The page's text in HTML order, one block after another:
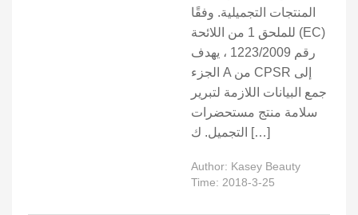
المنتجات التجميلية. وفقًا
للملحق 1 من اللائحة (EC)
رقم 1223/2009 ، يهدف
الجزء A من CPSR إلى
جمع البيانات اللازمة لتبرير
سلامة منتج مستحضرات
التجميل. ك […]
Author: Kasey Beauty
Time: 2018-3-25